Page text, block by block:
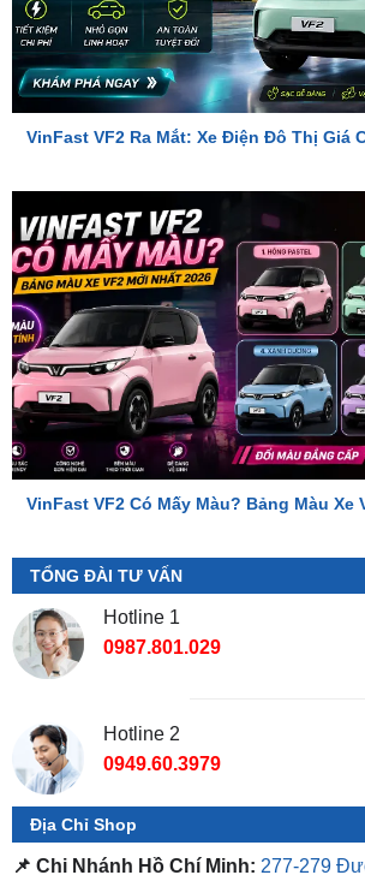
VinFast VF2 Ra Mắt: Xe Điện Đô Thị Giá
VinFast VF2 Có Mấy Màu? Bảng Màu Xe
TỔNG ĐÀI TƯ VẤN
Hotline 1
0987.801.029
Địa Chỉ Shop
📌 Chi Nhánh Hồ Chí Minh: 277-279
Trung Sơn, Bình Chánh, Tp.HCM
7)